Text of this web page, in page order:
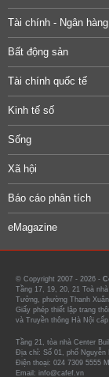
Tài chính - Ngân hàng
Bất động sản
Tài chính quốc tế
Kinh tế số
Sống
Xã hội
Báo cáo phân tích
eMagazine
© Copyright 2007 - 2026 -
Tầng 17, 19, 20, 21 Toà
Tưởng, phường Thanh
Giấy phép thiết lập trang
và Truyền thông Hà Nội
Tầng 21, tòa nhà Center
Địa chỉ: Số 01, phố Nguyễn
Điện thoại: 024 7309 5555
Email: info@cafef.vn